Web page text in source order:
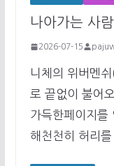
나아가는 사
2026-07-15
니체의 위버멘
로 끝없이 불어
가득한페이지를
해천천히 허리를